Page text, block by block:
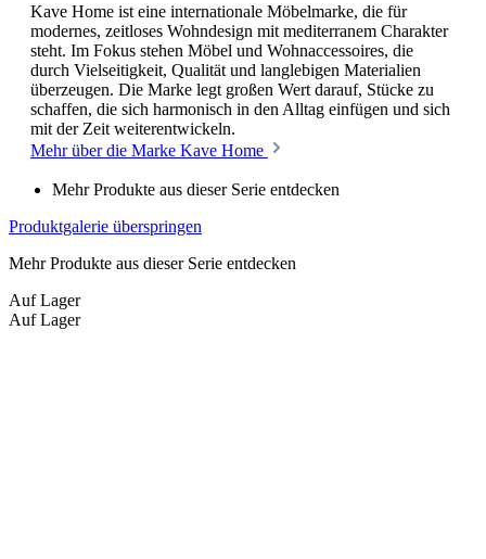
Kave Home ist eine internationale Möbelmarke, die für
modernes, zeitloses Wohndesign mit mediterranem Charakter
steht. Im Fokus stehen Möbel und Wohnaccessoires, die
durch Vielseitigkeit, Qualität und langlebigen Materialien
überzeugen. Die Marke legt großen Wert darauf, Stücke zu
schaffen, die sich harmonisch in den Alltag einfügen und sich
mit der Zeit weiterentwickeln.
Mehr über die Marke Kave Home
Mehr Produkte aus dieser Serie entdecken
Produktgalerie überspringen
Mehr Produkte aus dieser Serie entdecken
Auf Lager
Auf Lager